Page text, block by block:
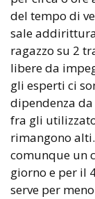
del tempo di
sale
ragazzo su 2
libere da
gli esperti ci
dipendenza
fra gli
rimangono
comunque un
giorno e per il
serve per